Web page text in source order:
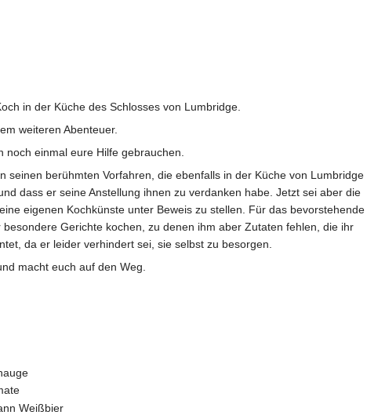
in der Küche des Schlosses von Lumbridge.
weiteren Abenteuer.
noch einmal eure Hilfe gebrauchen.
seinen berühmten Vorfahren, die ebenfalls in der Küche von Lumbridge
dass er seine Anstellung ihnen zu verdanken habe. Jetzt sei aber die
eigenen Kochkünste unter Beweis zu stellen. Für das bevorstehende
besondere Gerichte kochen, zu denen ihm aber Zutaten fehlen, die ihr
da er leider verhindert sei, sie selbst zu besorgen.
macht euch auf den Weg.
Weißbier